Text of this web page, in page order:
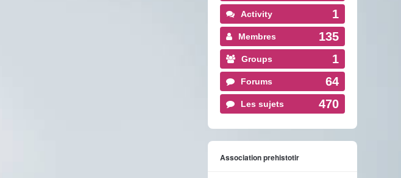
Activity 1
Membres 135
Groups 1
Forums 64
Les sujets 470
Association prehistotir